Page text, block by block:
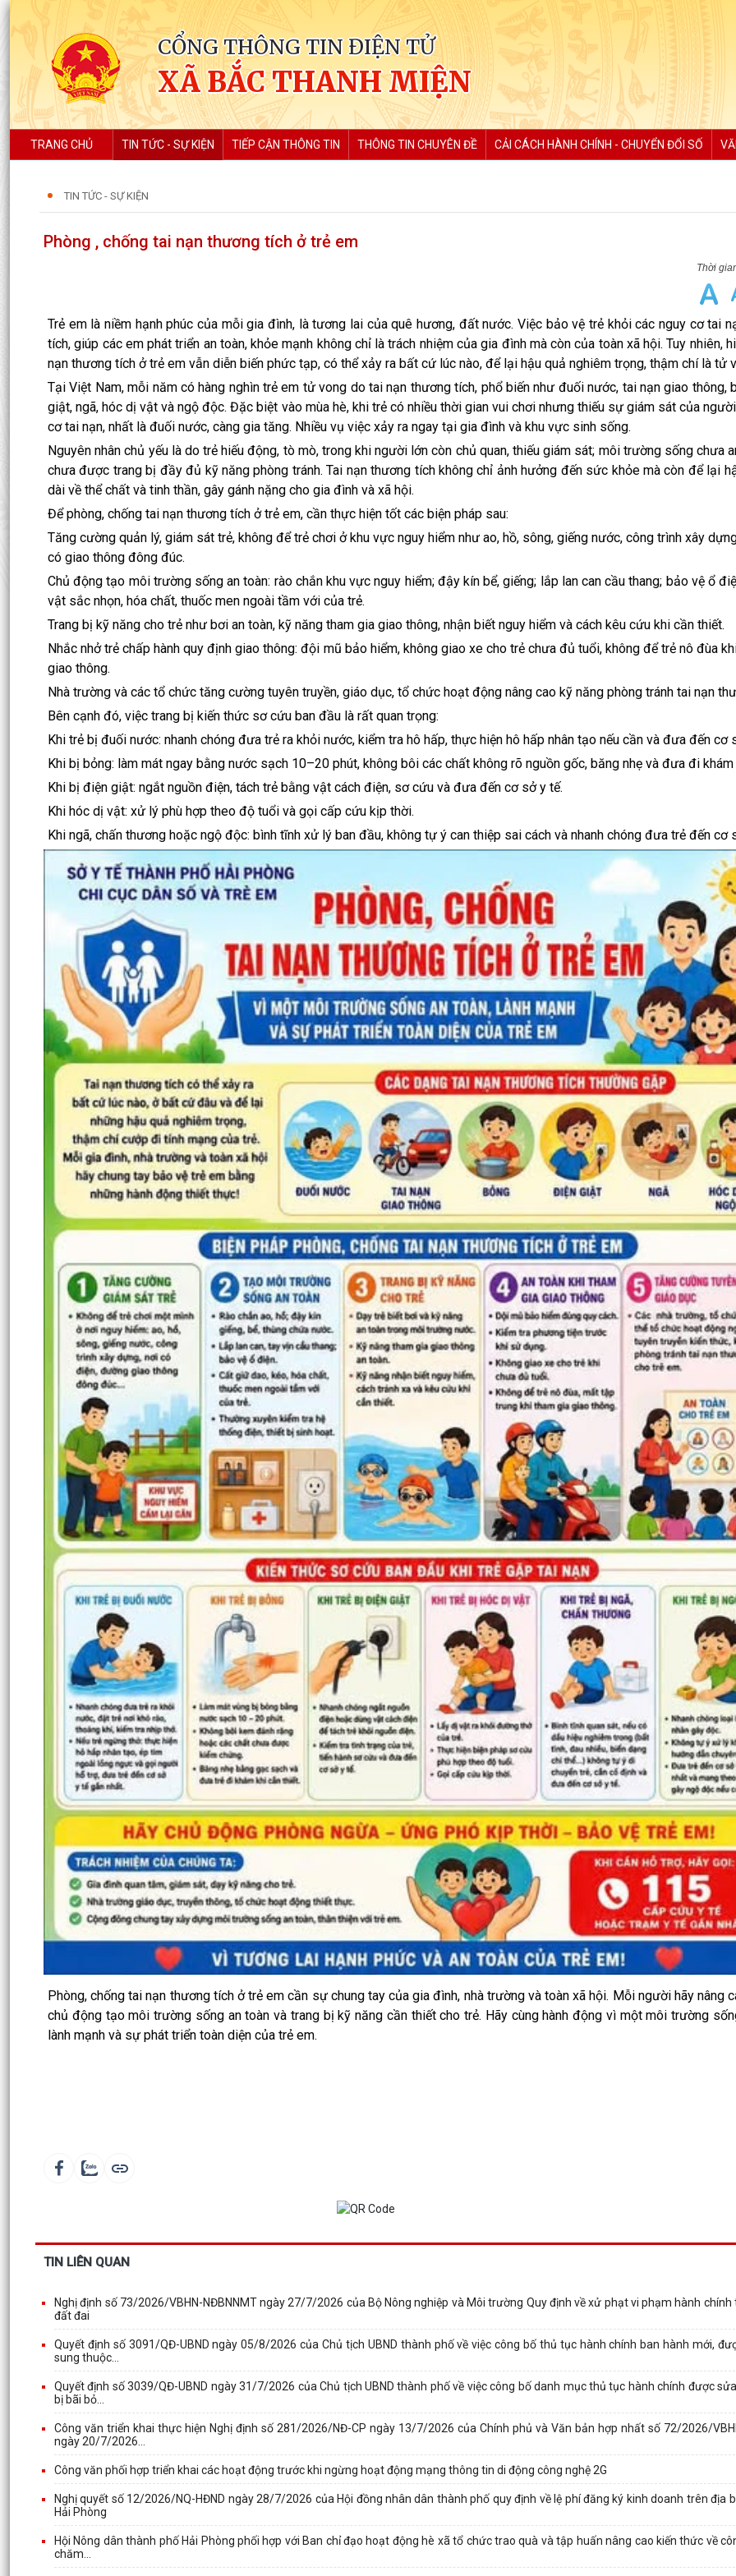
CỔNG THÔNG TIN ĐIỆN TỬ
XÃ BẮC THANH MIỆN
TRANG CHỦ TIN TỨC - SỰ KIỆN TIẾP CẬN THÔNG TIN THÔNG TIN CHUYÊN ĐỀ CẢI CÁCH HÀNH CHÍNH - CHUYỂN ĐỔI SỐ
TIN TỨC - SỰ KIỆN
Phòng , chống tai nạn thương tích ở trẻ em
Trẻ em là niềm hạnh phúc của mỗi gia đình, là tương lai của quê hương, đất nước. Việc bảo vệ trẻ khỏi các nguy cơ tai
tích, giúp các em phát triển an toàn, khỏe mạnh không chỉ là trách nhiệm của gia đình mà còn của toàn xã hội. Tuy nhiên,
nạn thương tích ở trẻ em vẫn diễn biến phức tạp, có thể xảy ra bất cứ lúc nào, để lại hậu quả nghiêm trọng, thậm chí là tử
Tại Việt Nam, mỗi năm có hàng nghìn trẻ em tử vong do tai nạn thương tích, phổ biến như đuối nước, tai nạn giao thông,
giật, ngã, hóc dị vật và ngộ độc. Đặc biệt vào mùa hè, khi trẻ có nhiều thời gian vui chơi nhưng thiếu sự giám sát của
cơ tai nạn, nhất là đuối nước, càng gia tăng. Nhiều vụ việc xảy ra ngay tại gia đình và khu vực sinh sống.
Nguyên nhân chủ yếu là do trẻ hiếu động, tò mò, trong khi người lớn còn chủ quan, thiếu giám sát; môi trường sống chưa
chưa được trang bị đầy đủ kỹ năng phòng tránh. Tai nạn thương tích không chỉ ảnh hưởng đến sức khỏe mà còn để lại
dài về thể chất và tinh thần, gây gánh nặng cho gia đình và xã hội.
Để phòng, chống tai nạn thương tích ở trẻ em, cần thực hiện tốt các biện pháp sau:
Tăng cường quản lý, giám sát trẻ, không để trẻ chơi ở khu vực nguy hiểm như ao, hồ, sông, giếng nước, công trình xây
có giao thông đông đúc.
Chủ động tạo môi trường sống an toàn: rào chắn khu vực nguy hiểm; đậy kín bể, giếng; lắp lan can cầu thang; bảo vệ ổ
vật sắc nhọn, hóa chất, thuốc men ngoài tầm với của trẻ.
Trang bị kỹ năng cho trẻ như bơi an toàn, kỹ năng tham gia giao thông, nhận biết nguy hiểm và cách kêu cứu khi cần thiết.
Nhắc nhở trẻ chấp hành quy định giao thông: đội mũ bảo hiểm, không giao xe cho trẻ chưa đủ tuổi, không để trẻ nô đùa
giao thông.
Nhà trường và các tổ chức tăng cường tuyên truyền, giáo dục, tổ chức hoạt động nâng cao kỹ năng phòng tránh tai nạn
Bên cạnh đó, việc trang bị kiến thức sơ cứu ban đầu là rất quan trọng:
Khi trẻ bị đuối nước: nhanh chóng đưa trẻ ra khỏi nước, kiểm tra hô hấp, thực hiện hô hấp nhân tạo nếu cần và đưa đến cơ
Khi bị bỏng: làm mát ngay bằng nước sạch 10–20 phút, không bôi các chất không rõ nguồn gốc, băng nhẹ và đưa đi khám
Khi bị điện giật: ngắt nguồn điện, tách trẻ bằng vật cách điện, sơ cứu và đưa đến cơ sở y tế.
Khi hóc dị vật: xử lý phù hợp theo độ tuổi và gọi cấp cứu kịp thời.
Khi ngã, chấn thương hoặc ngộ độc: bình tĩnh xử lý ban đầu, không tự ý can thiệp sai cách và nhanh chóng đưa trẻ đến cơ
Phòng, chống tai nạn thương tích ở trẻ em cần sự chung tay của gia đình, nhà trường và toàn xã hội. Mỗi người hãy nâng
chủ động tạo môi trường sống an toàn và trang bị kỹ năng cần thiết cho trẻ. Hãy cùng hành động vì một môi trường
lành mạnh và sự phát triển toàn diện của trẻ em.
TIN LIÊN QUAN
Nghị định số 73/2026/VBHN-NĐBNNMT ngày 27/7/2026 của Bộ Nông nghiệp và Môi trường Quy định về xử phạt vi phạm hành chính
đất đai
Quyết định số 3091/QĐ-UBND ngày 05/8/2026 của Chủ tịch UBND thành phố về việc công bố thủ tục hành chính ban hành mới,
sung thuộc...
Quyết định số 3039/QĐ-UBND ngày 31/7/2026 của Chủ tịch UBND thành phố về việc công bố danh mục thủ tục hành chính được
bị bãi bỏ...
Công văn triển khai thực hiện Nghị định số 281/2026/NĐ-CP ngày 13/7/2026 của Chính phủ và Văn bản hợp nhất số 72/2026/
ngày 20/7/2026...
Công văn phối hợp triển khai các hoạt động trước khi ngừng hoạt động mạng thông tin di động công nghệ 2G
Nghị quyết số 12/2026/NQ-HĐND ngày 28/7/2026 của Hội đồng nhân dân thành phố quy định về lệ phí đăng ký kinh doanh trên địa
Hải Phòng
Hội Nông dân thành phố Hải Phòng phối hợp với Ban chỉ đạo hoạt động hè xã tổ chức trao quà và tập huấn nâng cao kiến thức về
chăm...